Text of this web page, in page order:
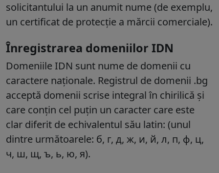
solicitantului la un anumit nume (de exemplu,
un certificat de protecție a mărcii comerciale).
Înregistrarea domeniilor IDN
Domeniile IDN sunt nume de domenii cu
caractere naționale. Registrul de domenii .bg
acceptă domenii scrise integral în chirilică și
care conțin cel puțin un caracter care este
clar diferit de echivalentul său latin: (unul
dintre următoarele: б, г, д, ж, и, й, л, п, ф, ц,
ч, ш, щ, ъ, ь, ю, я).